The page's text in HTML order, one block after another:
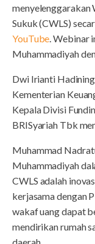
menyelenggarakan
Sukuk (CWLS)
YouTube . Webinar
Muhammadiyah
Dwi Irianti
Kementerian
Kepala Divisi
BRISyariah Tbk
Muhammad
Muhammadiyah
CWLS adalah
kerjasama dengan
wakaf uang dapat
mendirikan rumah